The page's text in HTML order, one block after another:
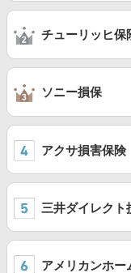
チューリッヒ保
ソニー損保
アクサ損害保険
三井ダイレクト
アメリカンホー